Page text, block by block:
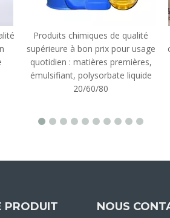
Produits chimiques de qualité
supérieure à bon prix pour usage
quotidien : matières premières,
émulsifiant, polysorbate liquide
20/60/80
PRODUIT NOUS